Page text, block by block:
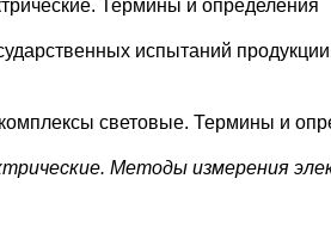
Термины и определения
испытаний
световые. Термины и
Методы измерения